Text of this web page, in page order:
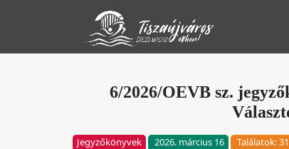
6/2026/OEVB sz.
Jegyzőkönyvek 2026. március 16 Találatok: